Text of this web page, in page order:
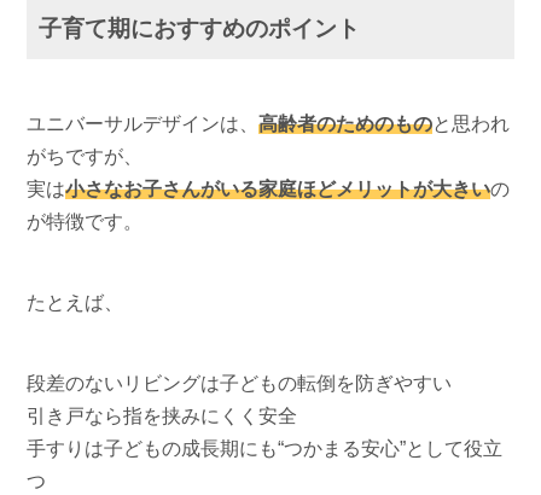
子育て期におすすめのポイント
ユニバーサルデザインは、高齢者のためのものと思われ
がちですが、
実は小さなお子さんがいる家庭ほどメリットが大きいの
が特徴です。
たとえば、
段差のないリビングは子どもの転倒を防ぎやすい
引き戸なら指を挟みにくく安全
手すりは子どもの成長期にも“つかまる安心”として役立
つ